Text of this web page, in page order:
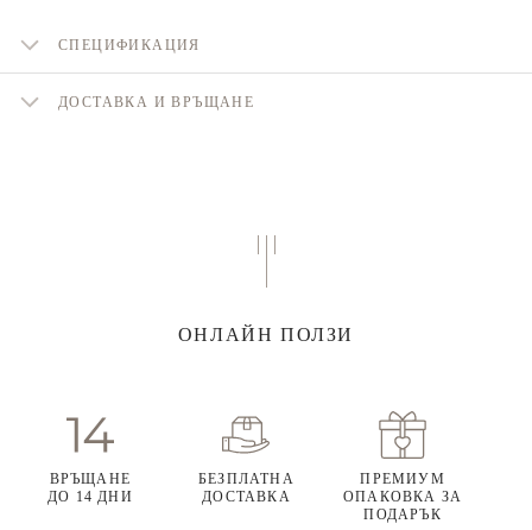
СПЕЦИФИКАЦИЯ
ДОСТАВКА И ВРЪЩАНЕ
ОНЛАЙН ПОЛЗИ
ВРЪЩАНЕ
ДО 14 ДНИ
БЕЗПЛАТНА
ДОСТАВКА
ПРЕМИУМ
ОПАКОВКА ЗА
ПОДАРЪК